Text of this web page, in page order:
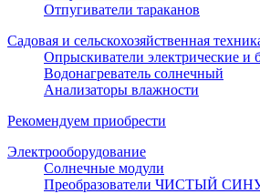
Отпугиватели тараканов
Садовая и сельскохозяйственная
Опрыскиватели электрические и
Водонагреватель солнечный
Анализаторы влажности
Рекомендуем приобрести
Электрооборудование
Солнечные модули
Преобразователи ЧИСТЫЙ